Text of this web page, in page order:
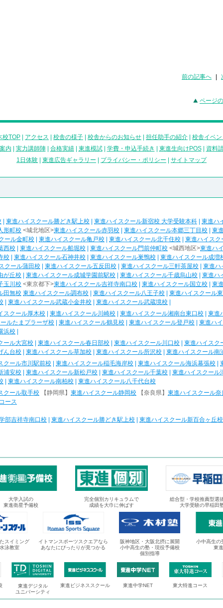
前の記事へ
ページ
校TOP アクセス 校舎の様子 校舎からのお知らせ 担任助手の紹介 校舎イベ
内
実力講師陣| 合格実績| 東進模試| 学費・申込手続き 東進生向けPOS| 資料
1日体験
東進広告ギャラリー プライバシー・ポリシー サイトマップ
東進ハイスクール勝どき駅上校 東進ハイスクール新宿校 大学受験本科 東進ハ
形町校 <城北地区>東進ハイスクール赤羽校 東進ハイスクール本郷三丁目校
東
ール金町校
東進ハイスクール亀戸校 東進ハイスクール北千住校 東進ハイスク
西校
東進ハイスクール船堀校 東進ハイスクール門前仲町校 <城西地区>東進ハ
校
東進ハイスクール石神井校 東進ハイスクール巣鴨校 東進ハイスクール成増
クール蒲田校
東進ハイスクール五反田校 東進ハイスクール三軒茶屋校 東進ハ
が丘校
東進ハイスクール成城学園前駅校 東進ハイスクール千歳烏山校
東進ハ
玉川校 <東京都下>東進ハイスクール吉祥寺南口校 東進ハイスクール国立校 東
田無校 東進ハイスクール調布校 東進ハイスクール八王子校 東進ハイスクール
東進ハイスクール武蔵小金井校 東進ハイスクール武蔵境校
スクール厚木校
東進ハイスクール川崎校 東進ハイスクール湘南台東口校 東進
ルたまプラーザ校
東進ハイスクール鶴見校 東進ハイスクール登戸校 東進ハ
浜校
ール大宮校
東進ハイスクール春日部校 東進ハイスクール川口校 東進ハイスク
ん台校
東進ハイスクール草加校 東進ハイスクール所沢校 東進ハイスクール南
クール市川駅前校
東進ハイスクール稲毛海岸校 東進ハイスクール海浜幕張校
浦安校
東進ハイスクール新松戸校 東進ハイスクール千葉校 東進ハイスクール
東進ハイスクール南柏校
東進ハイスクール八千代台校
クール取手校
【静岡県】 東進ハイスクール静岡校 【奈良県】 東進ハイスクール奈
ース
部吉祥寺南口校 東進ハイスクール勝どき駅上校 東進ハイスクール新百合ヶ丘校
大学入試の
東進衛星予備校
完全個別カリキュラムで
成績を大巾に伸ばす
総合型・学校推薦型選
大学受験の早稲田
スイミング
泳教室
イトマンスポーツスクエアなら
あなたにぴったりが見つかる
阪神地区・大阪北摂に展開
小中高生の塾・現役予備校
個別指導
小中高生の
東
東進デジタル
ユニバーシティ
東進ビジネススクール 東進中学NET 東大特進コース